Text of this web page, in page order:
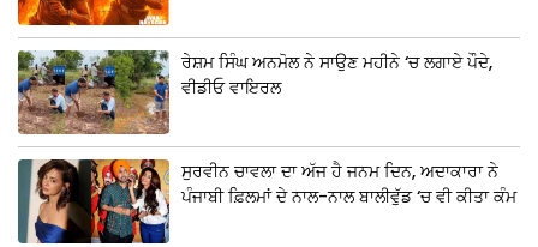
ਰੇਸ਼ਮ ਸਿੰਘ ਅਨਮੋਲ ਨੇ ਸਾਉਣ ਮਹੀਨੇ ‘ਚ ਲਗਾਏ ਪੌਦੇ,
ਵੀਡੀਓ ਵਾਇਰਲ
ਸੁਰਵੀਨ ਚਾਵਲਾ ਦਾ ਅੱਜ ਹੈ ਜਨਮ ਦਿਨ, ਅਦਾਕਾਰਾ ਨੇ
ਪੰਜਾਬੀ ਫ਼ਿਲਮਾਂ ਦੇ ਨਾਲ-ਨਾਲ ਬਾਲੀਵੁੱਡ ‘ਚ ਵੀ ਕੀਤਾ ਕੰਮ